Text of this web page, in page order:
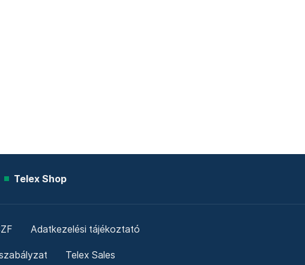
Telex Shop
Adatkezelési tájékoztató
Telex Sales